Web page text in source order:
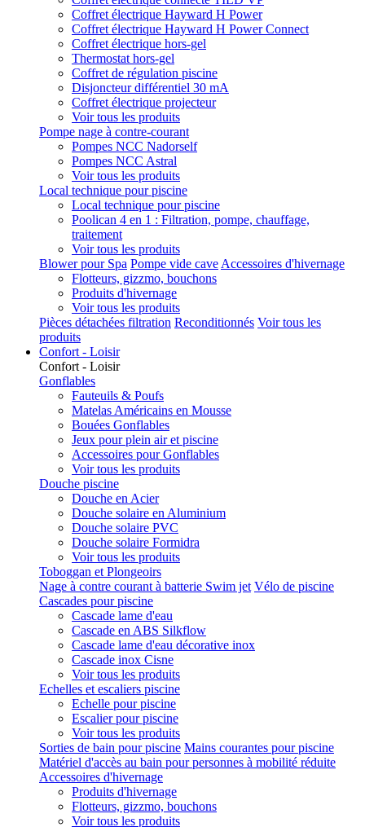
Coffret électrique Hayward H Power
Coffret électrique Hayward H Power Connect
Coffret électrique hors-gel
Thermostat hors-gel
Coffret de régulation piscine
Disjoncteur différentiel 30 mA
Coffret électrique projecteur
Voir tous les produits
Pompe nage à contre-courant
Pompes NCC Nadorself
Pompes NCC Astral
Voir tous les produits
Local technique pour piscine
Local technique pour piscine
Poolican 4 en 1 : Filtration, pompe, chauffage,
traitement
Voir tous les produits
Blower pour Spa Pompe vide cave Accessoires d'hivernage
Flotteurs, gizzmo, bouchons
Produits d'hivernage
Voir tous les produits
Pièces détachées filtration Reconditionnés Voir tous les
produits
Confort - Loisir
Confort - Loisir
Gonflables
Fauteuils & Poufs
Matelas Américains en Mousse
Bouées Gonflables
Jeux pour plein air et piscine
Accessoires pour Gonflables
Voir tous les produits
Douche piscine
Douche en Acier
Douche solaire en Aluminium
Douche solaire PVC
Douche solaire Formidra
Voir tous les produits
Toboggan et Plongeoirs
Nage à contre courant à batterie Swim jet Vélo de piscine
Cascades pour piscine
Cascade lame d'eau
Cascade en ABS Silkflow
Cascade lame d'eau décorative inox
Cascade inox Cisne
Voir tous les produits
Echelles et escaliers piscine
Echelle pour piscine
Escalier pour piscine
Voir tous les produits
Sorties de bain pour piscine Mains courantes pour piscine
Matériel d'accès au bain pour personnes à mobilité réduite
Accessoires d'hivernage
Produits d'hivernage
Flotteurs, gizzmo, bouchons
Voir tous les produits